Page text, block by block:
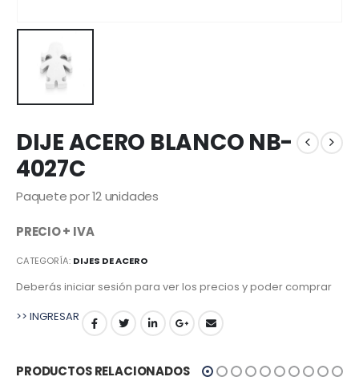
DIJE ACERO BLANCO NB-
4027C
Paquete por 12 unidades
PRECIO + IVA
CATEGORÍA: DIJES DE ACERO
Deberás iniciar sesión para ver los precios y poder comprar
>> INGRESAR
PRODUCTOS RELACIONADOS